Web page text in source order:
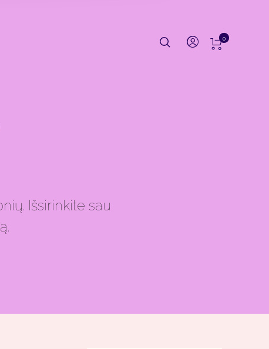
0
Išsirinkite sau